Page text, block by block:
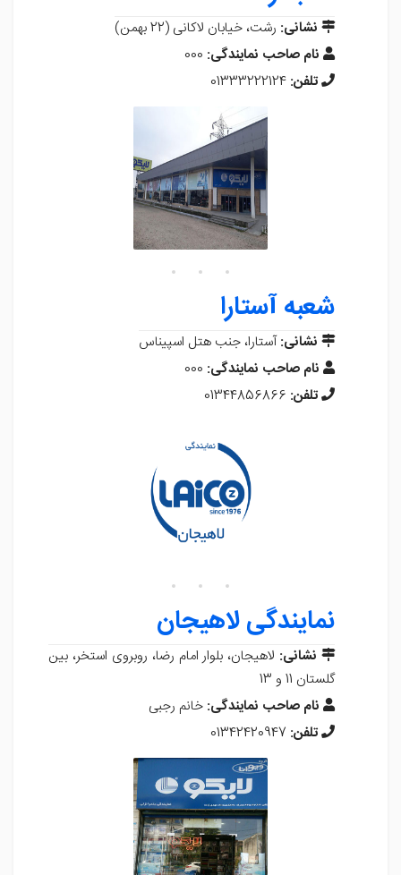
نشانی: رشت، خیابان لاکانی (22 بهمن)
نام صاحب نمایندگی: 000
تلفن: 01333222124
شعبه آستارا
نشانی:آستارا، جنب هتل اسپیناس
نام صاحب نمایندگی: 000
تلفن: 01344856866
نمایندگی لاهیجان
نشانی: لاهیجان، بلوار امام رضا، روبروی استخر، بین
گلستان 11 و 13
نام صاحب نمایندگی: خانم رجبی
تلفن: 01342420947